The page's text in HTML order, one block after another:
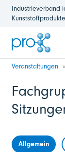
Industrieverband
Veranstaltungen
Allgemein